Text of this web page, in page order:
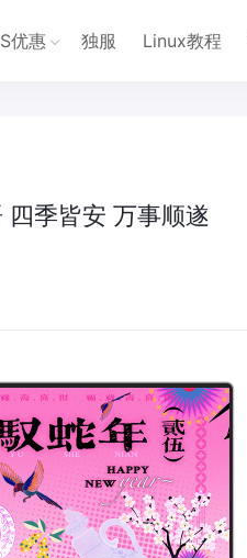
优惠 独服 Linux教程
季皆安 万事顺遂